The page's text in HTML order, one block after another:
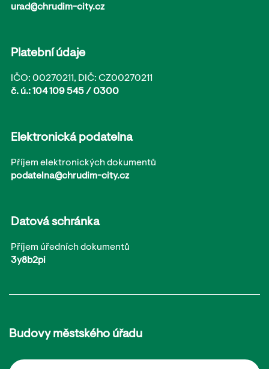
urad@chrudim-city.cz
Platební údaje
IČO: 00270211, DIČ: CZ00270211
č. ú.: 104 109 545 / 0300
Elektronická podatelna
Příjem elektronických dokumentů
podatelna@chrudim-city.cz
Datová schránka
Příjem úředních dokumentů
3y8b2pi
Budovy městského úřadu